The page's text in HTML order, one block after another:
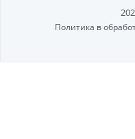
Политика в